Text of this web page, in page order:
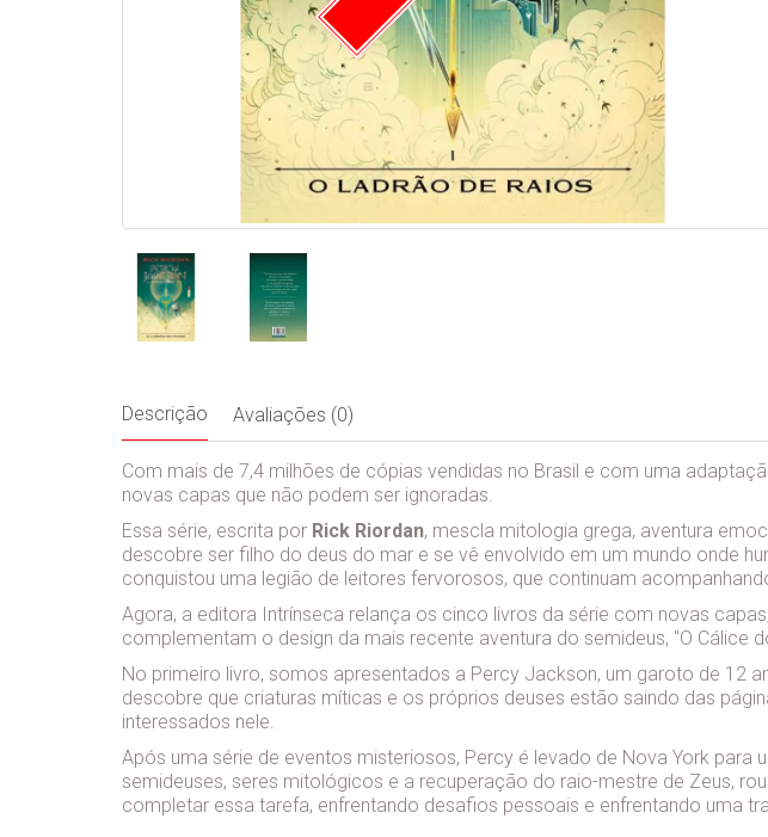
Descrição Avaliações (0)
Com mais de 7,4 milhões de cópias vendidas no Brasil e com uma
novas capas que não podem ser ignoradas.
Essa série, escrita por Rick Riordan, mescla mitologia grega, aventura
descobre ser filho do deus do mar e se vê envolvido em um mundo onde
conquistou uma legião de leitores fervorosos, que continuam
Agora, a editora Intrínseca relança os cinco livros da série com novas
complementam o design da mais recente aventura do semideus, "O Cálice
No primeiro livro, somos apresentados a Percy Jackson, um garoto de 12
descobre que criaturas míticas e os próprios deuses estão saindo das
interessados nele.
Após uma série de eventos misteriosos, Percy é levado de Nova York
semideuses, seres mitológicos e a recuperação do raio-mestre de Zeus,
completar essa tarefa, enfrentando desafios pessoais e enfrentando uma